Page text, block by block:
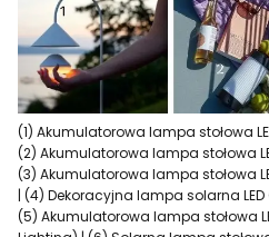
(1) Akumulatorowa lampa stołowa
(2) Akumulatorowa lampa stołowa
(3) Akumulatorowa lampa stołowa
| (4) Dekoracyjna lampa solarna
(5) Akumulatorowa lampa stołowa